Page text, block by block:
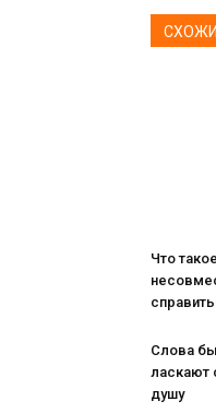
Что
Слова
ласкают
душу